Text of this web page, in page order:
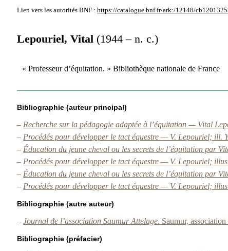
Lien vers les autorités BNF : https://catalogue.bnf.fr/ark:/12148/
Lepouriel, Vital (1944 – n. c.)
« Professeur d’équitation. » Bibliothèque nationale de France
Bibliographie (auteur principal)
– Recherche sur la pédagogie adaptée à l’équitation — Vital
– Procédés pour développer le tact équestre — V. Lepouriel; ill.
– Éducation du jeune cheval ou les secrets de l’équitation par
– Procédés pour développer le tact équestre — V. Lepouriel;
– Éducation du jeune cheval ou les secrets de l’équitation par
– Procédés pour développer le tact équestre — V. Lepouriel;
Bibliographie (autre auteur)
– Journal de l’association Saumur Attelage. Saumur,
Bibliographie (préfacier)